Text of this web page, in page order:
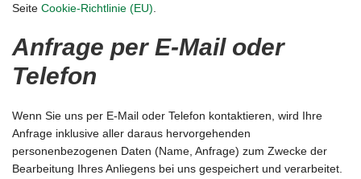
Seite Cookie-Richtlinie (EU)
Anfrage per E-Mail oder
Telefon
Wenn Sie uns per E-Mail oder Telefon kontaktieren, wird Ihre
Anfrage inklusive aller daraus hervorgehenden
personenbezogenen Daten (Name, Anfrage) zum Zwecke der
Bearbeitung Ihres Anliegens bei uns gespeichert und verarbeitet.